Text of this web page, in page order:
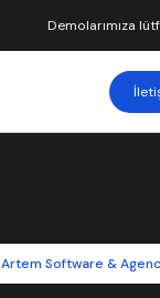
Demolarımıza
Artem Software &